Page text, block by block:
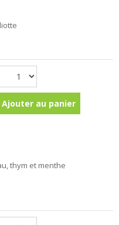
Ajouter au panier
thym et menthe